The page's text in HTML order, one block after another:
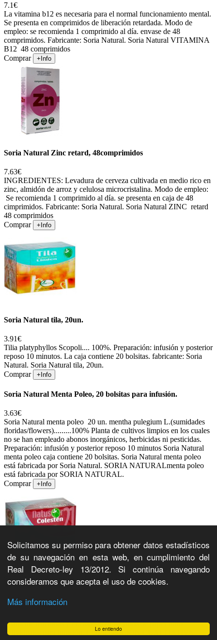
Lo entiendo
Solicitamos su permiso para obtener datos estadísticos
de su navegación en esta web, en cumplimiento del
Real Decreto-ley 13/2012. Si continúa navegando
consideramos que acepta el uso de cookies.
Más información
7.1€
La vitamina b12 es necesaria para el normal funcionamiento mental.
Se presenta en comprimidos de liberación retardada. Modo de
empleo: se recomienda 1 comprimido al día. envase de 48
comprimidos. Fabricante: Soria Natural. Soria Natural VITAMINA
B12 48 comprimidos
Comprar
+Info
Soria Natural Zinc retard, 48comprimidos
7.63€
INGREDIENTES: Levadura de cerveza cultivada en medio rico en
zinc, almidón de arroz y celulosa microcristalina. Modo de empleo:
Se recomienda 1 comprimido al día. se presenta en caja de 48
cimprimidos. Fabricante: Soria Natural. Soria Natural ZINC retard
48 comprimidos
Comprar
+Info
Soria Natural tila, 20un.
3.91€
Tilia platyphyllos Scopoli.... 100%. Preparación: infusión y posterior
reposo 10 minutos. La caja contiene 20 bolsitas. fabricante: Soria
Natural. Soria Natural tila, 20un.
Comprar
+Info
Soria Natural Menta Poleo, 20 bolsitas para infusión.
3.63€
Soria Natural menta poleo 20 un. mentha pulegium L.(sumidades
floridas/flowers).........100% Planta de cultivos limpios en los cuales
no se han empleado abonos inorgánicos, herbicidas ni pesticidas.
Preparación: infusión y posterior reposo 10 minutos Soria Natural
menta poleo caja contiene 20 bolsitas. Soria Natural menta poleo
está fabricada por Soria Natural. SORIA NATURALmenta poleo
está fabricada por SORIA NATURAL.
Comprar
+Info
Soria Natural Natusor 21 Colestén, 20un.
2.82€
Gama de soria natural compuesta por mezclas de plantas
finamente trituradas y envasadas en saquitos de papel filtro
individuales para infusión. COMPOSICIÓN CUALITATIVA